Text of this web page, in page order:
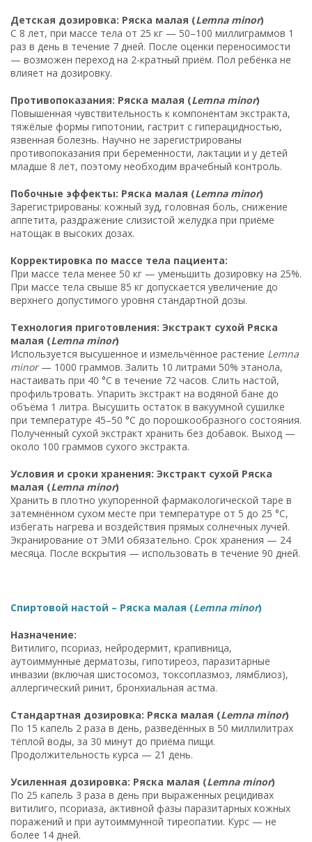
Детская дозировка: Ряска малая (Lemna minor)
С 8 лет, при массе тела от 25 кг — 50–100 миллиграммов 1
раз в день в течение 7 дней. После оценки переносимости
— возможен переход на 2-кратный приём. Пол ребёнка не
влияет на дозировку.
Противопоказания: Ряска малая (Lemna minor)
Повышенная чувствительность к компонентам экстракта,
тяжёлые формы гипотонии, гастрит с гиперацидностью,
язвенная болезнь. Научно не зарегистрированы
противопоказания при беременности, лактации и у детей
младше 8 лет, поэтому необходим врачебный контроль.
Побочные эффекты: Ряска малая (Lemna minor)
Зарегистрированы: кожный зуд, головная боль, снижение
аппетита, раздражение слизистой желудка при приёме
натощак в высоких дозах.
Корректировка по массе тела пациента:
При массе тела менее 50 кг — уменьшить дозировку на 25%.
При массе тела свыше 85 кг допускается увеличение до
верхнего допустимого уровня стандартной дозы.
Технология приготовления: Экстракт сухой Ряска
малая (Lemna minor)
Используется высушенное и измельчённое растение Lemna
minor— 1000 граммов. Залить 10 литрами 50% этанола,
настаивать при 40 °C в течение 72 часов. Слить настой,
профильтровать. Упарить экстракт на водяной бане до
объёма 1 литра. Высушить остаток в вакуумной сушилке
при температуре 45–50 °C до порошкообразного состояния.
Полученный сухой экстракт хранить без добавок. Выход —
около 100 граммов сухого экстракта.
Условия и сроки хранения: Экстракт сухой Ряска
малая (Lemna minor)
Хранить в плотно укупоренной фармакологической таре в
затемнённом сухом месте при температуре от 5 до 25 °C,
избегать нагрева и воздействия прямых солнечных лучей.
Экранирование от ЭМИ обязательно. Срок хранения — 24
месяца. После вскрытия — использовать в течение 90 дней.
Спиртовой настой – Ряска малая (Lemna minor)
Назначение:
Витилиго, псориаз, нейродермит, крапивница,
аутоиммунные дерматозы, гипотиреоз, паразитарные
инвазии (включая шистосомоз, токсоплазмоз, лямблиоз),
аллергический ринит, бронхиальная астма.
Стандартная дозировка: Ряска малая (Lemna minor)
По 15 капель 2 раза в день, разведённых в 50 миллилитрах
тёплой воды, за 30 минут до приёма пищи.
Продолжительность курса — 21 день.
Усиленная дозировка: Ряска малая (Lemna minor)
По 25 капель 3 раза в день при выраженных рецидивах
витилиго, псориаза, активной фазы паразитарных кожных
поражений и при аутоиммунной тиреопатии. Курс — не
более 14 дней.